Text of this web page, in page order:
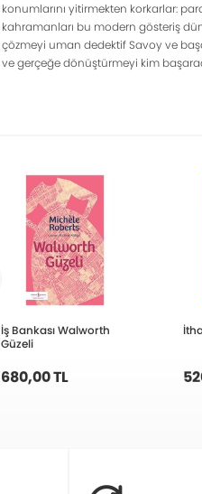
konumlarını yitirmekten korkarlar:
kahramanları bu modern gösteriş
çözmeyi uman dedektif Savoy ve
ve gerçeğe dönüştürmeyi kim
İş Bankası Walworth
Güzeli
680,00 TL